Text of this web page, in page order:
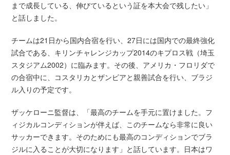
まで成長している、伸びているという証を本大会で残したい」
と話しました。
チームは21日から国内合宿を行い、27日には国内での最終強化
試合である、キリンチャレンジカップ2014のキプロス戦（埼玉
スタジアム2002）に臨みます。その後、アメリカ・フロリダで
の合宿中に、コスタリカとザンビアと親善試合を行い、ブラジ
ル入りの予定です。
ザッケローニ監督は、「最高のチームを手元に置けました。フ
ィジカルコンディションが伴えば、このチームなら非常に良い
サッカーできます。そのためにも最高のコンディションでブラ
ジルに入ることが大切になります」と話しています。日本はワ